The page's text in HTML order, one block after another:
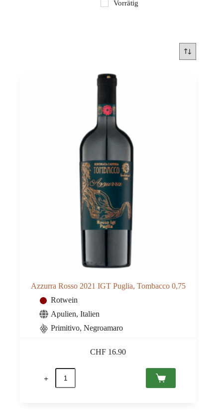
Azzurra Rosso 2021 IGT Puglia, Tombacco 0,75
Rotwein
Apulien, Italien
Primitivo, Negroamaro
CHF 16.90
Azzurra
Rosso
2021
Vorrätig